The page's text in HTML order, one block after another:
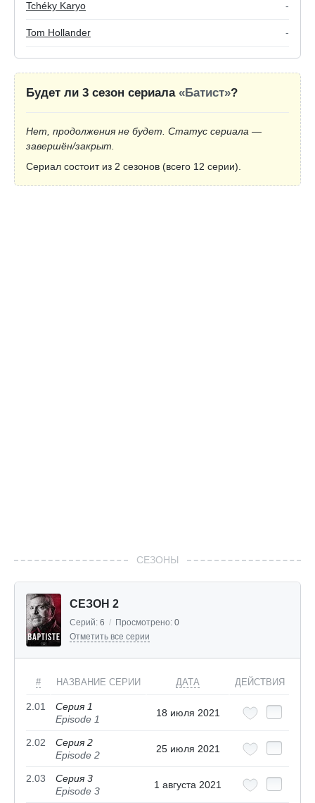
Tchéky Karyo -
Tom Hollander -
Будет ли 3 сезон сериала «Батист»?
Нет, продолжения не будет. Статус сериала —
завершён/закрыт.
Сериал состоит из 2 сезонов (всего 12 серии).
СЕЗОНЫ
СЕЗОН 2
Серий: 6 / Просмотрено: 0
Отметить все серии
# НАЗВАНИЕ СЕРИИ ДАТА ДЕЙСТВИЯ
2.01
Серия 1
Episode 1
18 июля 2021
2.02
Серия 2
Episode 2
25 июля 2021
2.03
Серия 3
Episode 3
1 августа 2021